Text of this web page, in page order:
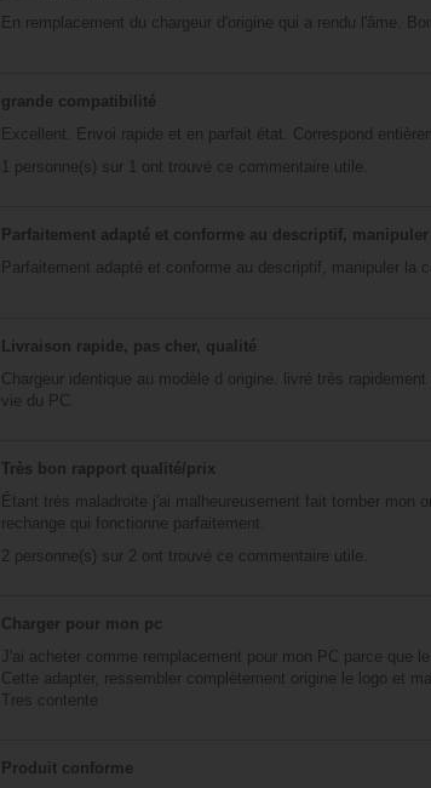
En remplacement du chargeur d'origine qui a rendu l'âme.
grande compatibilité
Excellent. Envoi rapide et en parfait état. Correspond
1 personne(s) sur 1 ont trouvé ce commentaire utile.
Parfaitement adapté et conforme au descriptif,
Parfaitement adapté et conforme au descriptif, manipuler la
Livraison rapide, pas cher, qualité
Chargeur identique au modèle d origine. livré très
vie du PC.
Très bon rapport qualité/prix
Étant très maladroite j'ai malheureusement fait tomber mon
rechange qui fonctionne parfaitement.
2 personne(s) sur 2 ont trouvé ce commentaire utile.
Charger pour mon pc
J'ai acheter comme remplacement pour mon PC parce que
Cette adapter, ressembler complètement origine le logo et
Tres contente
Produit conforme